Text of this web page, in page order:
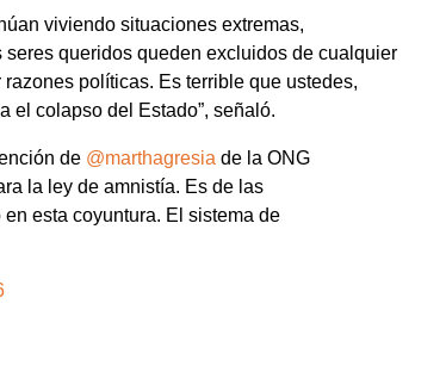
viviendo situaciones extremas,
queridos queden excluidos de cualquier
políticas. Es terrible que ustedes,
el colapso del Estado”, señaló.
de @marthagresia de la ONG
la ley de amnistía. Es de las
esta coyuntura. El sistema de